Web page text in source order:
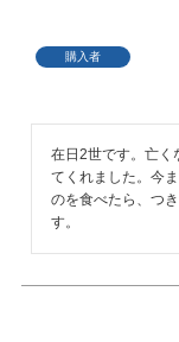
購入者
在日2世です。亡く
てくれました。今
のを食べたら、つ
す。